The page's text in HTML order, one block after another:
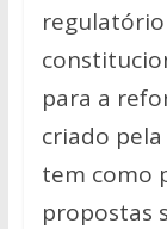
para a
criado
tem como
propostas